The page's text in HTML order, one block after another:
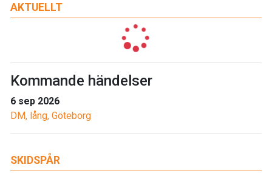
AKTUELLT
Kommande händelser
6 sep 2026
DM, lång, Göteborg
SKIDSPÅR